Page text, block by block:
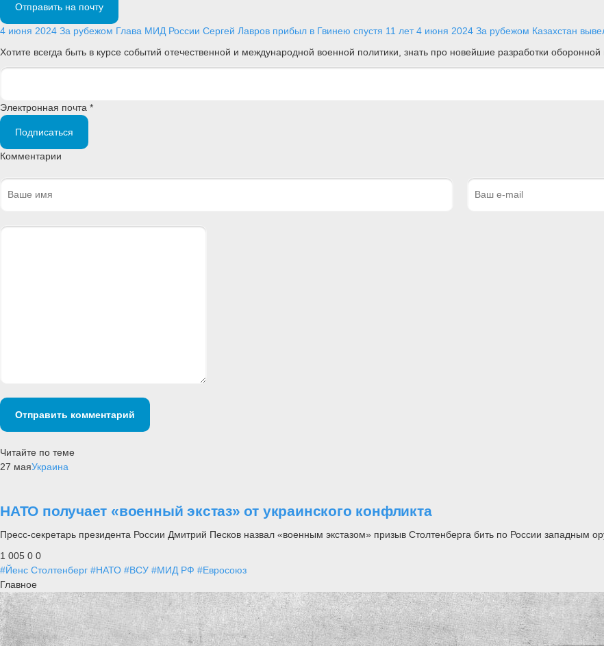
Отправить на почту
4 июня 2024 За рубежом Глава МИД России Сергей Лавров прибыл в Гвинею спустя 11 лет4 июня 2024 За рубежом Казахстан
Хотите всегда быть в курсе событий отечественной и международной военной политики, знать про новейшие разработки
Электронная почта *
Подписаться
Комментарии
Отправить комментарий
Читайте по теме
27 маяУкраина
НАТО получает «военный экстаз» от украинского конфликта
Пресс-секретарь президента России Дмитрий Песков назвал «военным экстазом» призыв Столтенберга бить по России западным
1 005 0 0
#Йенс Столтенберг #НАТО #ВСУ #МИД РФ #Евросоюз
Главное